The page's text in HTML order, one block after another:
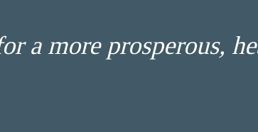
a more prosperous,